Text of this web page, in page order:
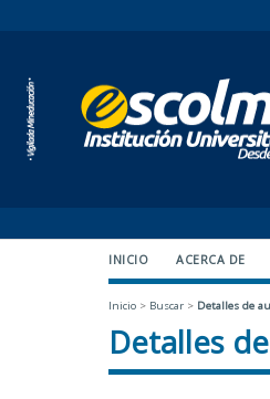
INICIO ACERCA DE
Inicio > Buscar > Detalles de
Detalles